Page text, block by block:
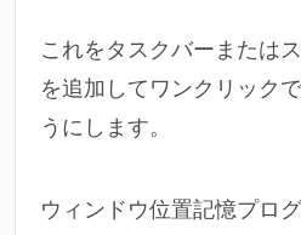
これをタスクバーまたは
を追加してワンクリック
うにします。
ウィンドウ位置記憶プロ